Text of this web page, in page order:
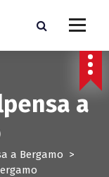
a
a Bergamo >